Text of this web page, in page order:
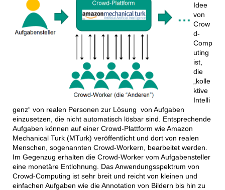
Idee
von
Crow
d-
Comp
uting
ist,
die
„kolle
ktive
Intelli
genz“ von realen Personen zur Lösung von Aufgaben
einzusetzen, die nicht automatisch lösbar sind. Entsprechende
Aufgaben können auf einer Crowd-Plattform wie Amazon
Mechanical Turk (MTurk) veröffentlicht und dort von realen
Menschen, sogenannten Crowd-Workern, bearbeitet werden.
Im Gegenzug erhalten die Crowd-Worker vom Aufgabensteller
eine monetäre Entlohnung. Das Anwendungsspektrum von
Crowd-Computing ist sehr breit und reicht von kleinen und
einfachen Aufgaben wie die Annotation von Bildern bis hin zu